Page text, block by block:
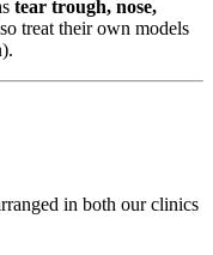
tear trough, nose,
treat their own models
in both our clinics